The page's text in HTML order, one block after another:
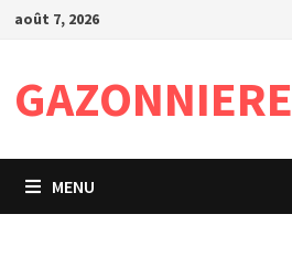
Passer
août 7, 2026
MENU